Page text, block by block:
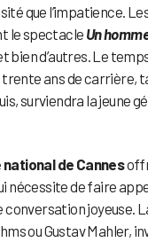
que l’impatience.
le spectacle Un
d’autres. Le
ans de carrière,
surviendra la jeune
de Cannes
de faire
conversation
ou Gustav Mahler,